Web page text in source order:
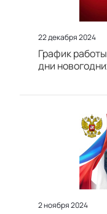
22 декабря 2024
График
дни
2 ноября 2024